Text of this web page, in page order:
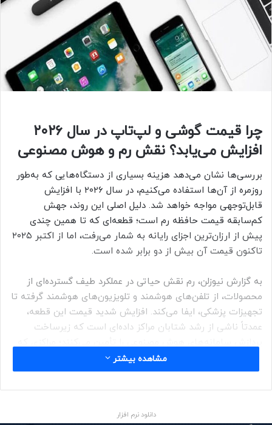
چرا قیمت گوشی و لپ‌تاپ در سال ۲۰۲۶
افزایش می‌یابد؟ نقش رم و هوش مصنوعی
بررسی‌ها نشان می‌دهد هزینه بسیاری از دستگاه‌هایی که به‌طور
روزمره از آن‌ها استفاده می‌کنیم، در سال ۲۰۲۶ با افزایش
قابل‌توجهی مواجه خواهد شد. دلیل اصلی این روند، جهش
کم‌سابقه قیمت حافظه رم است؛ قطعه‌ای که تا همین چندی
پیش از ارزان‌ترین اجزای رایانه به شمار می‌رفت، اما از اکتبر ۲۰۲۵
تاکنون قیمت آن بیش از دو برابر شده است.
به گزارش نیوزلن، رم نقش حیاتی در عملکرد طیف گسترده‌ای از
محصولات، از تلفن‌های هوشمند و تلویزیون‌های هوشمند گرفته تا
تجهیزات پزشکی، ایفا می‌کند. افزایش شدید قیمت این قطعه،
عمدتاً ناشی از رشد شتابان مراکز داده‌ای است که زیرساخت
خود به حجم عظیمی از حافظه نیاز دارند. این روند، تعادل میان
عرضه و تقاضا را برهم زده و در نهایت به افزایش هزینه‌ها برای
تولیدکنندگان و مصرف‌کنندگان منجر شده است.
در شرایط عادی، تولیدکنندگان می‌کوشند افزایش‌های جزئی هزینه
مشاهده بیشتر
دانلود نرم افزار